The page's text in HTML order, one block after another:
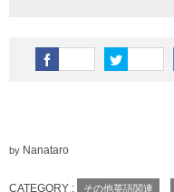
by Nanataro
CATEGORY : その他英語関連